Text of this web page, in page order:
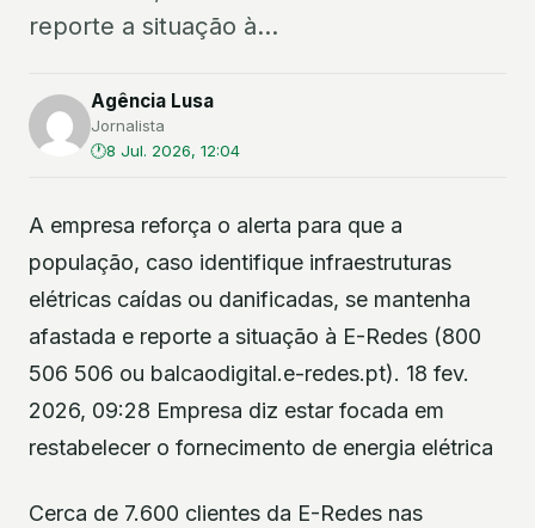
reporte a situação à...
Agência Lusa
Jornalista
8 Jul. 2026, 12:04
A empresa reforça o alerta para que a
população, caso identifique infraestruturas
elétricas caídas ou danificadas, se mantenha
afastada e reporte a situação à E-Redes (800
506 506 ou balcaodigital.e-redes.pt). 18 fev.
2026, 09:28 Empresa diz estar focada em
restabelecer o fornecimento de energia elétrica
Cerca de 7.600 clientes da E-Redes nas